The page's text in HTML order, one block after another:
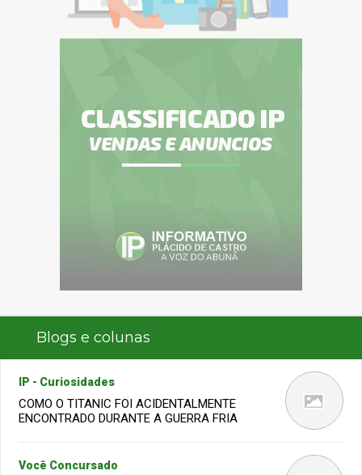
Blogs e colunas
IP - Curiosidades
COMO O TITANIC FOI ACIDENTALMENTE
ENCONTRADO DURANTE A GUERRA FRIA
Você Concursado